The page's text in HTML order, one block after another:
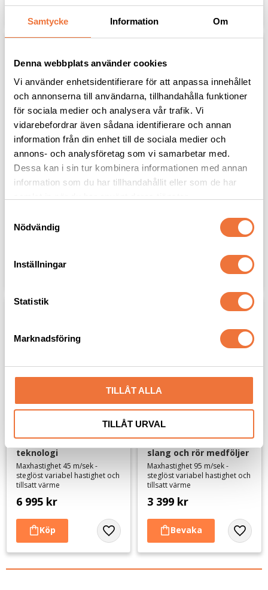
Samtycke Information Om
Denna webbplats använder cookies
Vi använder enhetsidentifierare för att anpassa innehållet
och annonserna till användarna, tillhandahålla funktioner
för sociala medier och analysera vår trafik. Vi
vidarebefordrar även sådana identifierare och annan
information från din enhet till de sociala medier och
annons- och analysföretag som vi samarbetar med.
Dessa kan i sin tur kombinera informationen med annan
information som du har tillhandahållit eller som de har
Nödvändig
Inställningar
Statistik
Marknadsföring
TILLÅT ALLA
TILLÅT URVAL
Lägg till i favoriter Lägg
Hurricane
dubbelmotorig
golvfön/blaster - slang
och rör medföljer
DG09 Golvfön/blaster -
slang och rör medföljer
variabel hastighet i tre steg
Lägg
teknologi
Maxhastighet 45 m/sek -
steglöst variabel hastighet och
tillsatt värme
6 995 kr
Lägg till i favoriter
slang och rör medföljer
Maxhastighet 95 m/sek -
steglöst variabel hastighet och
tillsatt värme
3 399 kr
Lägg